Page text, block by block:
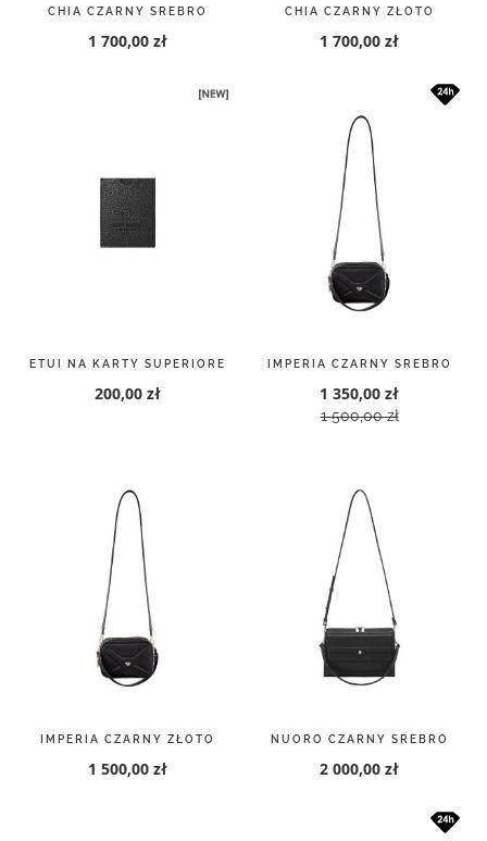
CHIA CZARNY SREBRO
1 700,00 zł
CHIA CZARNY ZŁOTO
1 700,00 zł
ETUI NA KARTY SUPERIORE
200,00 zł
IMPERIA CZARNY SREBRO
1 350,00 zł
1 500,00 zł
IMPERIA CZARNY ZŁOTO
1 500,00 zł
NUORO CZARNY SREBRO
2 000,00 zł